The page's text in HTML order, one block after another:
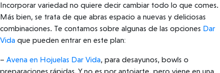
Incorporar variedad no quiere decir cambiar todo lo que comes.
Más bien, se trata de que abras espacio a nuevas y deliciosas
combinaciones. Te contamos sobre algunas de las opciones Dar
Vida que pueden entrar en este plan:
– Avena en Hojuelas Dar Vida, para desayunos, bowls o